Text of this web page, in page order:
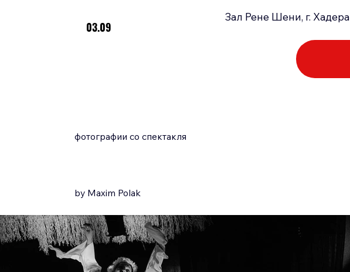
03.09
Зал Рене Шени, г. Хадера
фотографии со спектакля
by Maxim Polak